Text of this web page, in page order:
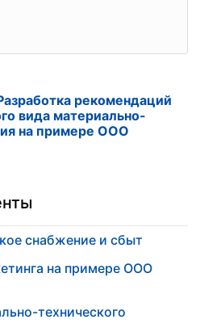
рекомендаций
вида материально-
на примере ООО
снабжение и сбыт
на примере ООО
технического